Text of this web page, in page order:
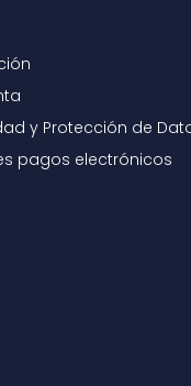
y Protección de
pagos electrónicos